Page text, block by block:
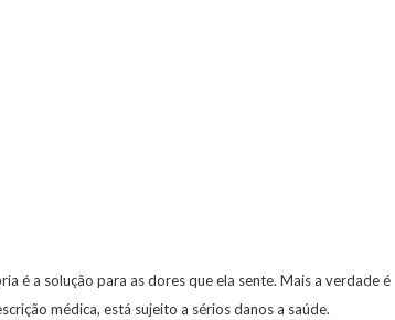
é a solução para as dores que ela sente. Mais a verdade é
médica, está sujeito a sérios danos a saúde.